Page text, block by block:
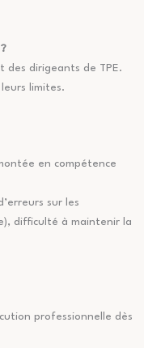
des dirigeants de TPE.
limites.
en compétence
sur les
difficulté à maintenir la
professionnelle dès